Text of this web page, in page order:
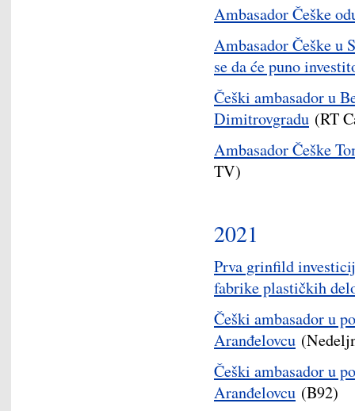
Ambasador Češke
Ambasador Češke u
se da će puno
Češki ambasador u
Dimitrovgradu (RT
Ambasador Češke
TV)
2021
Prva grinfild
fabrike plastičkih
Češki ambasador u
Aranđelovcu
Češki ambasador u
Aranđelovcu (B92)